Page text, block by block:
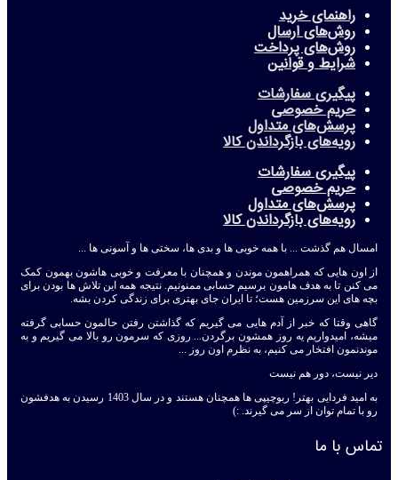
راهنمای خرید
روش‌های ارسال
روش‌های پرداخت
شرایط و قوانین
پیگیری سفارشات
حریم خصوصی
پرسش‌های متداول
رویه‌های بازگرداندن کالا
پیگیری سفارشات
حریم خصوصی
پرسش‌های متداول
رویه‌های بازگرداندن کالا
امسال هم گذشت ... با همه خوبی ها و بدی ها، سختی ها و آسونی ها ...
از اون هایی که همراهمون موندن و همچنان با معرفت و خوبی هاشون بهمون کمک
می کنن تا به هدف هامون برسیم حسابی ممنونیم. نتیجه همه این تلاش ها بودن برای
بچه های این سرزمین هست؛ تا ایران جای بهتری برای زندگی کردن بشه.
گاهی وقتا که خبر از آدم هایی می گیریم که گذاشتن رفتن حالمون حسابی گرفته
میشه، امیدواریم یه روز همشون برگردن... روزی که سرمون رو بالا می گیریم و به
موندنمون افتخار می کنیم، به نظرم اون روز ...
دیر نیست، دور هم نیست
به امید فردایی بهتر! ربوچیپی ها همچنان هستند و در سال 1403 رسیدن به هدفشون
رو با تمام توان از سر می گیرند. :)
تماس با ما